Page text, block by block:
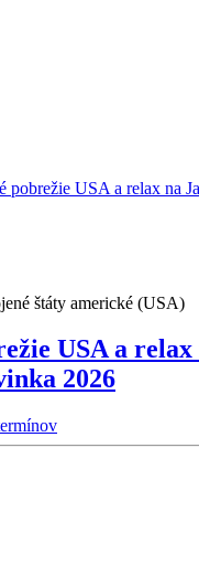
štáty americké (USA)
USA a relax
2026